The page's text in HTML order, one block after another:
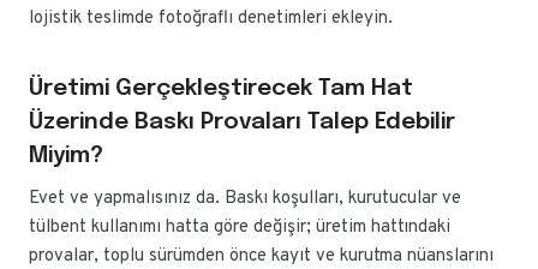
lojistik teslimde fotoğraflı denetimleri ekleyin.
Üretimi Gerçekleştirecek Tam Hat
Üzerinde Baskı Provaları Talep Edebilir
Miyim?
Evet ve yapmalısınız da. Baskı koşulları, kurutucular ve
tülbent kullanımı hatta göre değişir; üretim hattındaki
provalar, toplu sürümden önce kayıt ve kurutma nüanslarını